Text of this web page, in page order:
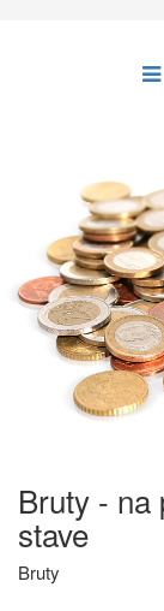
Bruty - na
stave
Bruty